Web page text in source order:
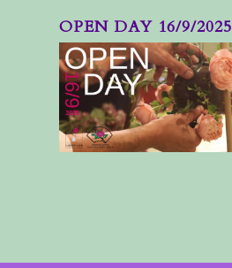
OPEN DAY 16/9/2025